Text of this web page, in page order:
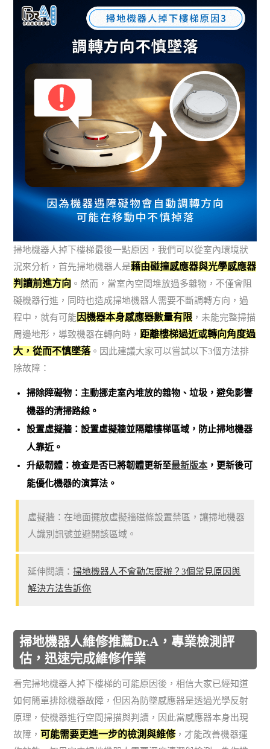
掃地機器人掉下樓梯最後一點原因，我們可以從室內環境狀
況來分析，首先掃地機器人是藉由碰撞感應器與光學感應器
判讀前進方向 。然而，當室內空間堆放過多雜物，不僅會阻
礙機器行進，同時也造成掃地機器人需要不斷調轉方向，過
程中，就有可能 因機器本身感應器數量有限 ，未能完整掃描
周邊地形，導致機器在轉向時， 距離樓梯過近或轉向角度過
大，從而不慎墜落。因此建議大家可以嘗試以下3個方法排
除故障：
掃除障礙物：主動挪走室內堆放的雜物、垃圾，避免影響
機器的清掃路線。
設置虛擬牆：設置虛擬牆並隔離樓梯區域，防止掃地機器
人靠近。
升級韌體：檢查是否已將韌體更新至最新版本 ，更新後可
能優化機器的演算法。
虛擬牆：在地面擺放虛擬牆磁條設置禁區，讓掃地機器
人識別訊號並避開該區域。
延伸閱讀：掃地機器人不會動怎麼辦？3個常見原因與
解決方法告訴你
掃地機器人維修推薦Dr.A，專業檢測評
估，迅速完成維修作業
看完掃地機器人掉下樓梯的可能原因後，相信大家已經知道
如何簡單排除機器故障，但因為防墜感應器是透過光學反射
原理，使機器進行空間掃描與判讀，因此當感應器本身出現
故障，可能需要更進一步的檢測與維修，才能改善機器運